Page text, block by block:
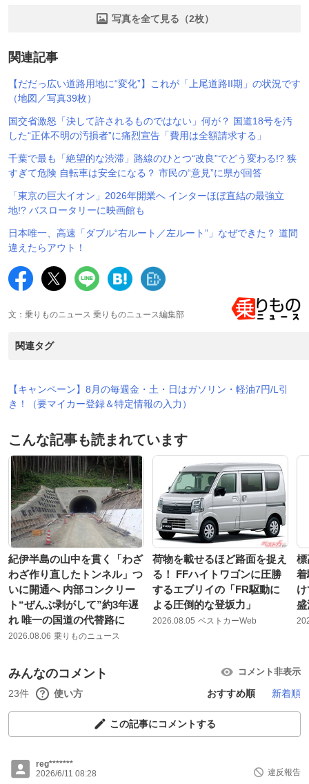
写真を全て見る（2枚）
関連記事
【だだっ広い道路用地に“変化”】これが「上尾道路II期」の状況です
（地図／写真39枚）
国交省激怒「決して許されるものではない」何が？ 国道18号を汚
した“正体不明の汚損者”に痛烈宣告「費用は全額請求する」
千葉で最も「絶望的な渋滞」路線のひとつ“改良”でどう変わる!? 狭
すぎて危険 自転車は安全になる？ 市民の“意見”に県が回答
「東京の巨大イオン」2026年開業へ インターほぼ直結の最強立
地!? バスロータリーに映画館も
日本唯一、高速「ダブル“右ルート／左ルート”」なぜできた？ 道間
違えたらアウト！
文：乗りものニュース 乗りものニュース編集部
関連タグ
【キャンペーン】8月の毎週金・土・日はガソリン・軽油7円/L引
き！（要マイカー登録＆特定情報の入力）
こんな記事も読まれています
紀伊半島の山中を貫く「わざ
わざ作り直したトンネル」つ
いに開通へ 内部コンクリー
ト“ぜんぶ剥がして”約3年遅
れ 唯一の国道の代替路に
2026.08.06 乗りものニュース
荷物を載せるほど路面を捉え
る！ FFハイトワゴンに圧勝
するエブリイの「FR駆動に
よる圧倒的な登坂力」
2026.08.05 ベストカーWeb
標
着
盛
みんなのコメント コメント非表示
23件 使い方 おすすめ順 新着順
この記事にコメントする
reg*******
2026/6/11 08:28
違反報告